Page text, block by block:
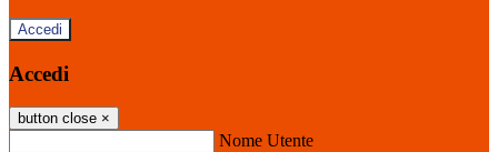
Accedi
Accedi
button close ×
Nome Utente